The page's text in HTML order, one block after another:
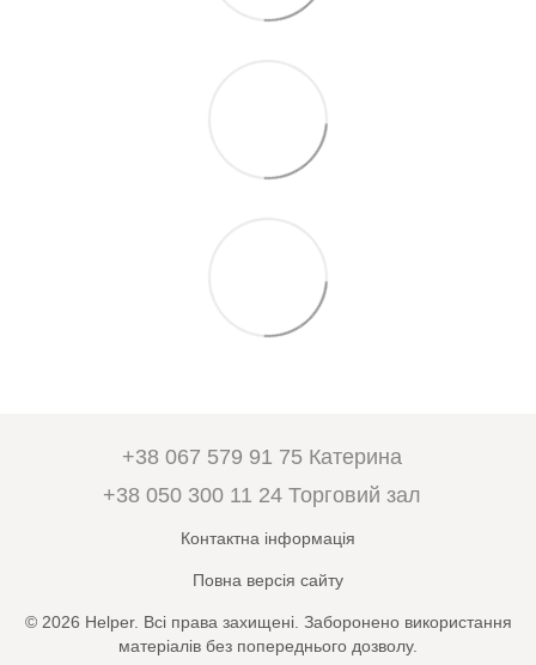
+38 067 579 91 75 Катерина
+38 050 300 11 24 Торговий зал
Контактна інформація
Повна версія сайту
© 2026 Helper. Всі права захищені. Заборонено використання
матеріалів без попереднього дозволу.